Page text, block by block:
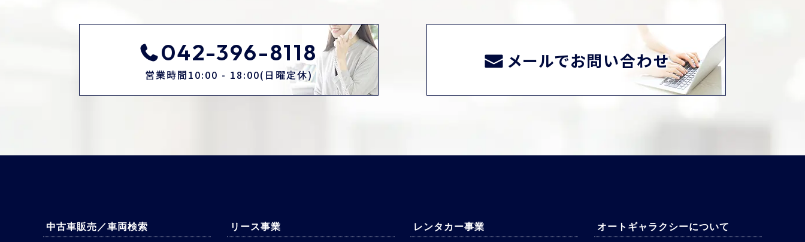
042-396-8118
営業時間10:00 - 18:00(日曜定休)
メールでお問い合わせ
中古車販売／車両検索 リース事業 レンタカー事業 オートギャラクシーについて